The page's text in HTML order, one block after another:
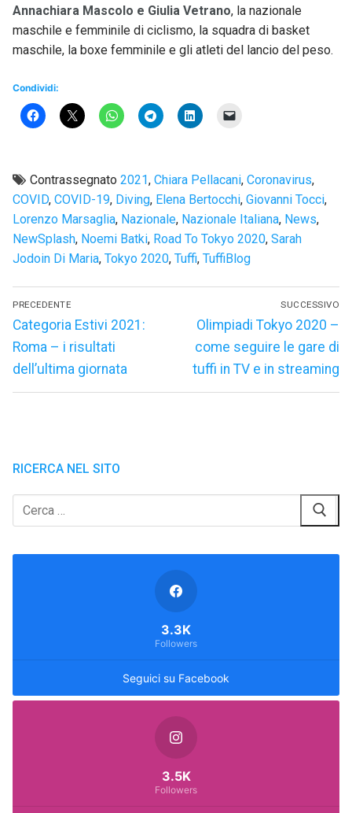
Annachiara Mascolo e Giulia Vetrano, la nazionale
maschile e femminile di ciclismo, la squadra di basket
maschile, la boxe femminile e gli atleti del lancio del peso.
Condividi:
Contrassegnato 2021, Chiara Pellacani, Coronavirus,
COVID, COVID-19, Diving, Elena Bertocchi, Giovanni Tocci,
Lorenzo Marsaglia, Nazionale, Nazionale Italiana, News,
NewSplash, Noemi Batki, Road To Tokyo 2020, Sarah
Jodoin Di Maria, Tokyo 2020, Tuffi, TuffiBlog
Navigazione
articoli
PRECEDENTE
Articolo
precedente:
Categoria Estivi 2021:
Roma – i risultati
dell’ultima giornata
SUCCESSIVO
Articolo
successivo:
Olimpiadi Tokyo 2020 –
come seguire le gare di
tuffi in TV e in streaming
RICERCA NEL SITO
Cerca:
Seguici su Facebook
3.3K
Followers
3.5K
Followers